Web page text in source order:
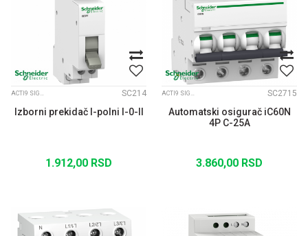
ACTI9 SIGNALIZACIJA SC214
Izborni prekidač I-polni I-0-II
1.912,00 RSD
ACTI9 SIGNALIZACIJA SC2715
Automatski osigurač iC60N
4P C-25A
3.860,00 RSD